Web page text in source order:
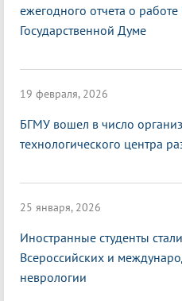
ежегодного отчета о работе
Государственной Думе
19 февраля, 2026
БГМУ вошел в число
технологического центра
25 января, 2026
Иностранные студенты
Всероссийских и
неврологии